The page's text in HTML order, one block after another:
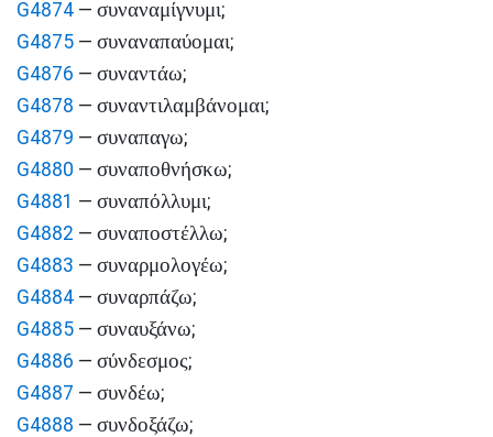
G4874 — συναναμίγνυμι;
G4875 — συναναπαύομαι;
G4876 — συναντάω;
G4878 — συναντιλαμβάνομαι;
G4879 — συναπαγω;
G4880 — συναποθνήσκω;
G4881 — συναπόλλυμι;
G4882 — συναποστέλλω;
G4883 — συναρμολογέω;
G4884 — συναρπάζω;
G4885 — συναυξάνω;
G4886 — σύνδεσμος;
G4887 — συνδέω;
G4888 — συνδοξάζω;